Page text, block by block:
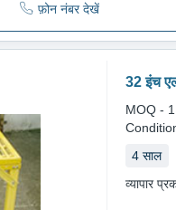
फ़ोन नंबर देखें
32 इंच
MOQ - 1
4 साल
व्यापार